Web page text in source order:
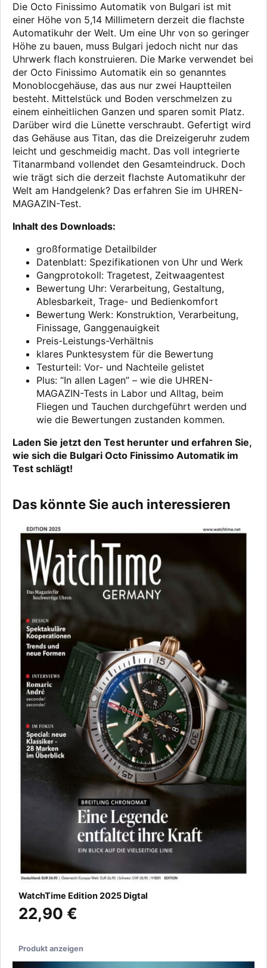
Die Octo Finissimo Automatik von Bulgari ist mit
einer Höhe von 5,14 Millimetern derzeit die flachste
Automatikuhr der Welt. Um eine Uhr von so geringer
Höhe zu bauen, muss Bulgari jedoch nicht nur das
Uhrwerk flach konstruieren. Die Marke verwendet bei
der Octo Finissimo Automatik ein so genanntes
Monoblocgehäuse, das aus nur zwei Hauptteilen
besteht. Mittelstück und Boden verschmelzen zu
einem einheitlichen Ganzen und sparen somit Platz.
Darüber wird die Lünette verschraubt. Gefertigt wird
das Gehäuse aus Titan, das die Dreizeigeruhr zudem
leicht und geschmeidig macht. Das voll integrierte
Titanarmband vollendet den Gesamteindruck. Doch
wie trägt sich die derzeit flachste Automatikuhr der
Welt am Handgelenk? Das erfahren Sie im UHREN-
MAGAZIN-Test.
Inhalt des Downloads:
großformatige Detailbilder
Datenblatt: Spezifikationen von Uhr und Werk
Gangprotokoll: Tragetest, Zeitwaagentest
Bewertung Uhr: Verarbeitung, Gestaltung,
Ablesbarkeit, Trage- und Bedienkomfort
Bewertung Werk: Konstruktion, Verarbeitung,
Finissage, Ganggenauigkeit
Preis-Leistungs-Verhältnis
klares Punktesystem für die Bewertung
Testurteil: Vor- und Nachteile gelistet
Plus: “In allen Lagen” – wie die UHREN-
MAGAZIN-Tests in Labor und Alltag, beim
Fliegen und Tauchen durchgeführt werden und
wie die Bewertungen zustanden kommen.
Laden Sie jetzt den Test herunter und erfahren Sie,
wie sich die Bulgari Octo Finissimo Automatik im
Test schlägt!
Das könnte Sie auch interessieren
WatchTime Edition 2025 Digtal
22,90 €
Produkt anzeigen